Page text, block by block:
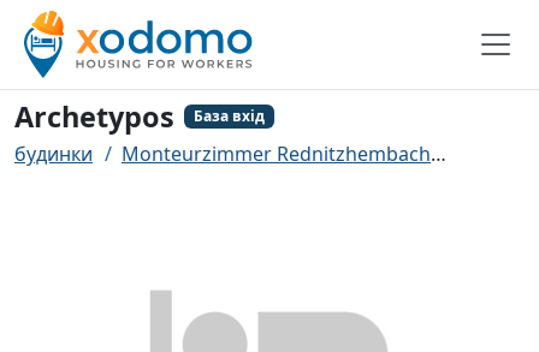
Archetypos База вхід
будинки Monteurzimmer Rednitzhembach